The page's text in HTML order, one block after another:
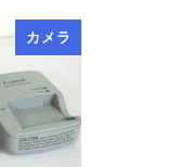
カメラ